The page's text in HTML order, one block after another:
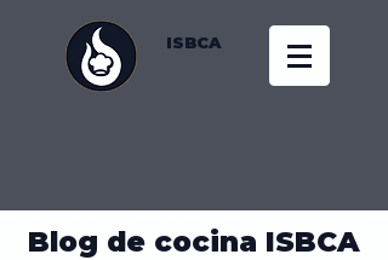
ISBCA
Blog de cocina ISBCA